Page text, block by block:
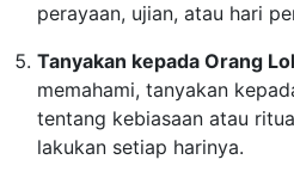
perayaan, ujian, atau hari
Tanyakan kepada Orang
memahami, tanyakan
tentang kebiasaan atau
lakukan setiap harinya.